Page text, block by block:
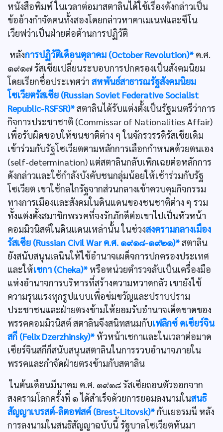
หนังสือพิมพ์ ในเวลาต่อมาสตาลินได้ใช้เรื่องดังกล่าวเป็น
ข้ออ้างกำจัดคนทั้งสองโดยกล่าวหาคาเมเนฟและซีโน
เวียฟว่าเป็นฝ่ายต่อต้านการปฏิวัติ
หลังการปฏิวัติเดือนตุลาคม (October Revolution)* ค.ศ.
๑๙๑๗ รัสเซียเปลี่ยนระบอบการปกครองเป็นสังคมนิยม
โดยเรียกชื่อประเทศว่า สหพันธ์สาธารณรัฐสังคมนิยม
โซเวียตรัสเซีย (Russian Soviet Federative Socialist
Republic-RSFSR)*สตาลินได้รับแต่งตั้งเป็นรัฐมนตรีว่าการ
กิจการประชาชาติ (Commissar of Nationalities Affair)
เพื่อรับผิดชอบให้ชนชาติต่าง ๆ ในจักรวรรดิรัสเซียเดิม
เข้าร่วมกับรัฐโซเวียตตามหลักการเลือกกำหนดด้วยตนเอง
(self-determination) แต่สตาลินกลับเพิกเฉยต่อหลักการ
ดังกล่าวและใช้กำลังบังคับชนกลุ่มน้อยให้เช้าร่วมกับรัฐ
โซเวียต เขาใช้กลไกรัฐจากส่วนกลางเข้าควบคุมกิจกรรม
ทางการเมืองและสังคมในดินแดนของชนชาติต่าง ๆ รวม
ทั้งแต่งตั้งสมาชิกพรรคที่จงรักภักดีต่อเขาไปเป็นหัวหน้า
คอมมิวนิสต์ในดินแดนเหล่านั้น ในช่วงสงครามกลางเมือง
รัสเซีย (Russian Civil War ค.ศ. ๑๙๑๘-๑๙๒๑)*สตาลิน
ยังสนับสนุนเลนินให้ใช้อำนาจเผด็จการปกครองประเทศ
และให้เชกา (Cheka)* หรือหน่วยตำรวจลับเป็นเครื่องมือ
แห่งอำนาจการบริหารที่สร้างความหวาดกลัว เขายังใช้
ความรุนแรงทุกรูปแบบเพื่อข่มขวัญและปราบปราม
ประชาชนและฝ่ายตรงข้ามให้ยอมรับอำนาจเด็ดขาดของ
พรรคคอมมิวนิสต์ สตาลินจึงสนิทสนมกับเฟลิกซ์ ดเซียร์จิน
สกี (Felix Dzerzhinsky)* หัวหน้าเชกาและในเวลาต่อมาด
เซียร์จินสกีก็สนับสนุนสตาลินในการรวบอำนาจภายใน
พรรคและกำจัดฝ่ายตรงข้ามกับสตาลิน
ในต้นเดือนมีนาคม ค.ศ. ๑๙๑๘ รัสเซียถอนตัวออกจาก
สงครามโลกครั้งที่ ๑ ได้สำเร็จด้วยการยอมลงนามในสนธิ
สัญญาเบรสต์-ลิตอฟสค์ (Brest-Litovsk)*กับเยอรมนี หลัง
การลงนามในสนธิสัญญาฉบับนี้ รัฐบาลโซเวียตหันมา